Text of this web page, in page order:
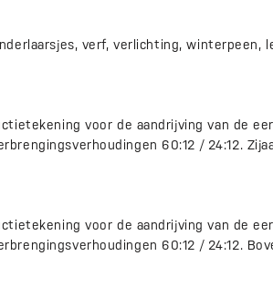
verf, verlichting, winterpeen,
voor de aandrijving van de
60:12 / 24:12.
voor de aandrijving van de
60:12 / 24:12.